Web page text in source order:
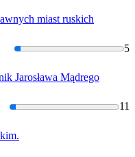
miast ruskich
5
Jarosława Mądrego
11
m.